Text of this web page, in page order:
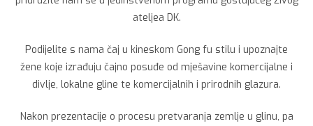
ateljea DK.
Podijelite s nama čaj u kineskom Gong fu stilu i upoznajte
žene koje izrađuju čajno posuđe od mješavine komercijalne i
divlje, lokalne gline te komercijalnih i prirodnih glazura.
Nakon prezentacije o procesu pretvaranja zemlje u glinu, pa